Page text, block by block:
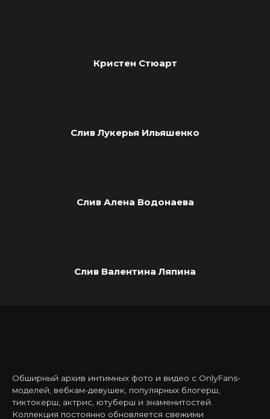
Кристен Стюарт
Слив Лукерья Ильяшенко
Слив Алена Водонаева
Слив Валентина Ляпина
Обширный архив интимных фото и видео с OnlyFans-
моделей, вебкам-девушек, популярных блогерш,
тиктокерш, актрис, ютуберш и знаменитостей.
Коллекция постоянно обновляется свежими